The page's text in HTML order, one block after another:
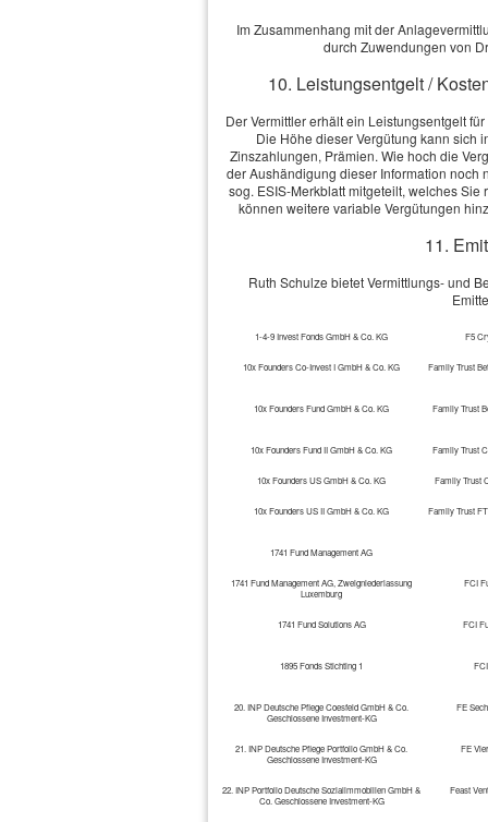
Im Zusammenhang mit der
durch Zuwendungen von
10. Leistungsentgelt /
Der Vermittler erhält ein Leistungsentgelt
Die Höhe dieser Vergütung kann sich
Zinszahlungen, Prämien. Wie hoch die
der Aushändigung dieser Information noch
sog. ESIS-Merkblatt mitgeteilt, welches
können weitere variable Vergütungen
11.
Ruth Schulze bietet Vermittlungs- und
1-4-9 Invest Fonds GmbH & Co. KG F5
10x Founders Co-Invest I GmbH & Co. KG Family Trust
10x Founders Fund GmbH & Co. KG Family Trust
10x Founders Fund II GmbH & Co. KG Family Trust
10x Founders US GmbH & Co. KG Family Trust
10x Founders US II GmbH & Co. KG Family Trust
1741 Fund Management AG
1741 Fund Management AG, Zweigniederlassung
Luxemburg
FCI
1741 Fund Solutions AG FCI
1895 Fonds Stichting 1
20. INP Deutsche Pflege Coesfeld GmbH & Co.
Geschlossene Investment-KG
FE
21. INP Deutsche Pflege Portfolio GmbH & Co.
Geschlossene Investment-KG
FE
22. INP Portfolio Deutsche Sozialimmobilien GmbH &
Co. Geschlossene Investment-KG
Feast